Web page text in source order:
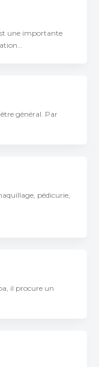
une importante
général. Par
pédicurie,
il procure un